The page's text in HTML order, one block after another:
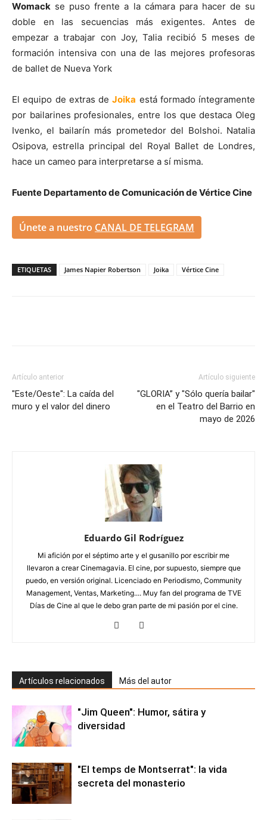
Womack se puso frente a la cámara para hacer de su
doble en las secuencias más exigentes. Antes de
empezar a trabajar con Joy, Talia recibió 5 meses de
formación intensiva con una de las mejores profesoras
de ballet de Nueva York
El equipo de extras deJoika está formado íntegramente
por bailarines profesionales, entre los que destaca Oleg
Ivenko, el bailarín más prometedor del Bolshoi. Natalia
Osipova, estrella principal del Royal Ballet de Londres,
hace un cameo para interpretarse a sí misma.
Fuente Departamento de Comunicación de Vértice Cine
Únete a nuestro CANAL DE TELEGRAM
ETIQUETAS James Napier Robertson Joika Vértice Cine
Artículo anterior
"Este/Oeste": La caída del
muro y el valor del dinero
Artículo siguiente
"GLORIA” y "Sólo quería bailar"
en el Teatro del Barrio en
mayo de 2026
Eduardo Gil Rodríguez
Mi afición por el séptimo arte y el gusanillo por escribir me
llevaron a crear Cinemagavia. El cine, por supuesto, siempre que
puedo, en versión original. Licenciado en Periodismo, Community
Management, Ventas, Marketing.... Muy fan del programa de TVE
Días de Cine al que le debo gran parte de mi pasión por el cine.
Artículos relacionados Más del autor
"Jim Queen": Humor, sátira y
diversidad
"El temps de Montserrat": la vida
secreta del monasterio